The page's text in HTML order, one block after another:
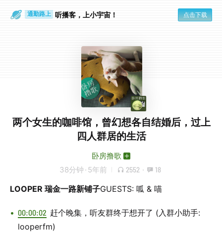
通勤路上 听播客，上小宇宙！ 点击下载
两个女生的咖啡馆，曾幻想各自结婚后，过上
四人群居的生活
卧房撸歌
38分钟 · 5年前 2552 · 18
LOOPER 瑞金一路新铺子GUESTS: 呱 & 喵
00:00:02 赶个晚集，听友群终于想开了 (入群小助手:
looperfm)